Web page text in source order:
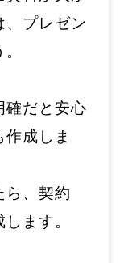
、プレゼン
確だと安心
作成しま
ら、契約
ます。